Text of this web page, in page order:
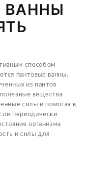
ВАННЫ
способом
пантовые ванны.
из пантов
вещества
силы и помогая в
периодически
организма
и силы для